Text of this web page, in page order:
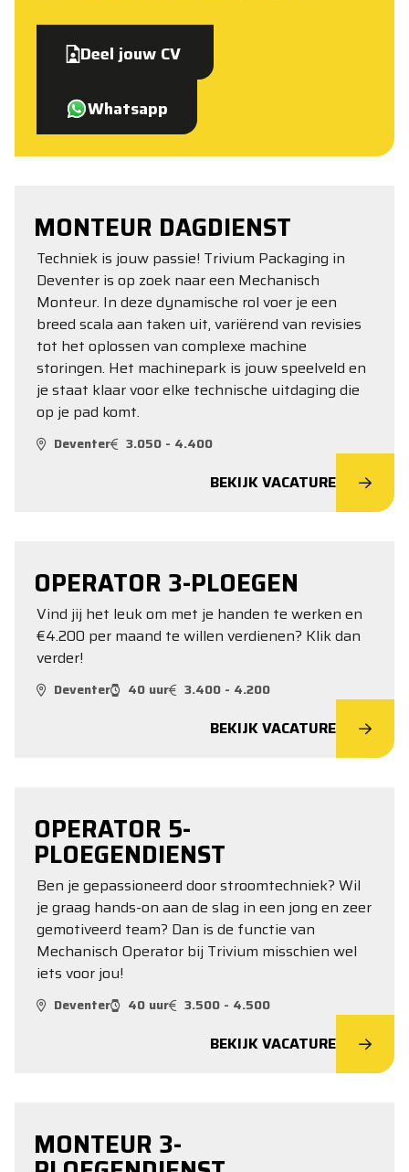
Deel jouw CV
Whatsapp
MONTEUR DAGDIENST
Techniek is jouw passie! Trivium Packaging in
Deventer is op zoek naar een Mechanisch
Monteur. In deze dynamische rol voer je een
breed scala aan taken uit, variërend van revisies
tot het oplossen van complexe machine
storingen. Het machinepark is jouw speelveld en
je staat klaar voor elke technische uitdaging die
op je pad komt.
Deventer 3.050 - 4.400
BEKIJK VACATURE
OPERATOR 3-PLOEGEN
Vind jij het leuk om met je handen te werken en
€4.200 per maand te willen verdienen? Klik dan
verder!
Deventer 40 uur 3.400 - 4.200
BEKIJK VACATURE
OPERATOR 5-
PLOEGENDIENST
Ben je gepassioneerd door stroomtechniek? Wil
je graag hands-on aan de slag in een jong en zeer
gemotiveerd team? Dan is de functie van
Mechanisch Operator bij Trivium misschien wel
iets voor jou!
Deventer 40 uur 3.500 - 4.500
BEKIJK VACATURE
MONTEUR 3-